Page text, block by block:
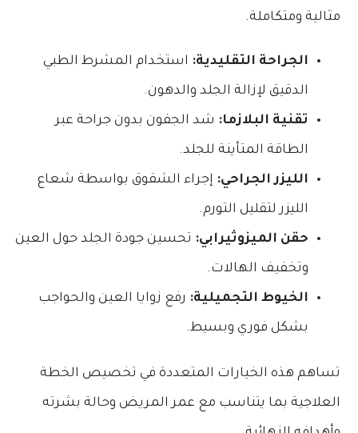
مثالية ومتكاملة.
الجراحة التقليدية: استخدام المشرط الطبي
الدقيق لإزالة الجلد والدهون.
تقنية البلازما: شد الجفون بدون جراحة عبر
الطاقة المتأينة للجلد.
الليزر الجراحي: إجراء الشقوق بواسطة شعاع
الليزر لتقليل التورم.
حقن الميزوثيرابي: تحسين جودة الجلد حول العين
وتخفيف الهالات.
الخيوط التجميلية: رفع زوايا العين والحواجب
بشكل فوري وبسيط.
تساهم هذه الخيارات المتعددة في تخصيص الخطة
العلاجية بما يتناسب مع عمر المريض وحالة بشرته